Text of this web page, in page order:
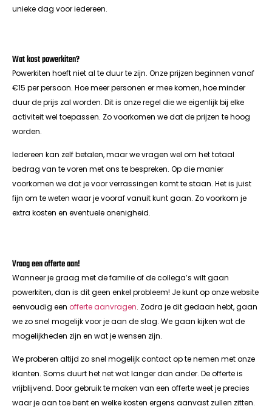
unieke dag voor iedereen.
Wat kost powerkiten?
Powerkiten hoeft niet al te duur te zijn. Onze prijzen beginnen vanaf
€15 per persoon. Hoe meer personen er mee komen, hoe minder
duur de prijs zal worden. Dit is onze regel die we eigenlijk bij elke
activiteit wel toepassen. Zo voorkomen we dat de prijzen te hoog
worden.
Iedereen kan zelf betalen, maar we vragen wel om het totaal
bedrag van te voren met ons te bespreken. Op die manier
voorkomen we dat je voor verrassingen komt te staan. Het is juist
fijn om te weten waar je vooraf vanuit kunt gaan. Zo voorkom je
extra kosten en eventuele onenigheid.
Vraag een offerte aan!
Wanneer je graag met de familie of de collega’s wilt gaan
powerkiten, dan is dit geen enkel probleem! Je kunt op onze website
eenvoudig een offerte aanvragen. Zodra je dit gedaan hebt, gaan
we zo snel mogelijk voor je aan de slag. We gaan kijken wat de
mogelijkheden zijn en wat je wensen zijn.
We proberen altijd zo snel mogelijk contact op te nemen met onze
klanten. Soms duurt het net wat langer dan ander. De offerte is
vrijblijvend. Door gebruik te maken van een offerte weet je precies
waar je aan toe bent en welke kosten ergens aanvast zullen zitten.